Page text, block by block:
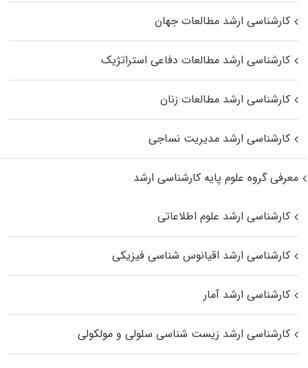
کارشناسی ارشد مطالعات جهان
کارشناسی ارشد مطالعات دفاعی استراتژیک
کارشناسی ارشد مطالعات زنان
کارشناسی ارشد مدیریت نساجی
معرفی گروه علوم پایه کارشناسی ارشد
کارشناسی ارشد علوم اطلاعاتی
کارشناسی ارشد اقیانوس‌ شناسی فیزیکی
کارشناسی ارشد آمار
کارشناسی ارشد زیست شناسی سلولی و مولکولی